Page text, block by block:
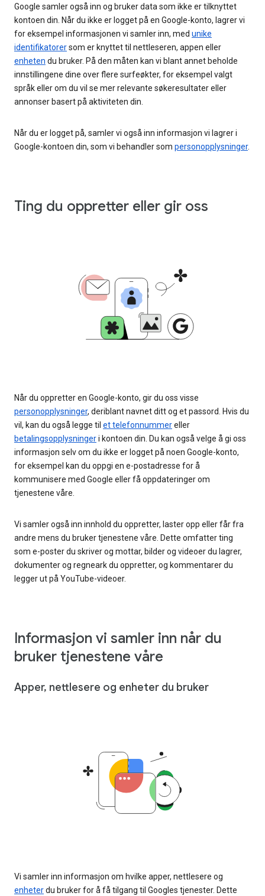
Google samler også inn og bruker data som ikke er tilknyttet
kontoen din. Når du ikke er logget på en Google-konto, lagrer vi
for eksempel informasjonen vi samler inn, med unike
identifikatorersom er knyttet til nettleseren, appen eller
enheten du bruker. På den måten kan vi blant annet beholde
innstillingene dine over flere surfeøkter, for eksempel valgt
språk eller om du vil se mer relevante søkeresultater eller
annonser basert på aktiviteten din.
Når du er logget på, samler vi også inn informasjon vi lagrer i
Google-kontoen din, som vi behandler som personopplysninger.
Ting du oppretter eller gir oss
Når du oppretter en Google-konto, gir du oss visse
personopplysninger, deriblant navnet ditt og et passord. Hvis du
vil, kan du også legge til et telefonnummereller
betalingsopplysningeri kontoen din. Du kan også velge å gi oss
informasjon selv om du ikke er logget på noen Google-konto,
for eksempel kan du oppgi en e-postadresse for å
kommunisere med Google eller få oppdateringer om
tjenestene våre.
Vi samler også inn innhold du oppretter, laster opp eller får fra
andre mens du bruker tjenestene våre. Dette omfatter ting
som e-poster du skriver og mottar, bilder og videoer du lagrer,
dokumenter og regneark du oppretter, og kommentarer du
legger ut på YouTube-videoer.
Informasjon vi samler inn når du
bruker tjenestene våre
Apper, nettlesere og enheter du bruker
Vi samler inn informasjon om hvilke apper, nettlesere og
enheterdu bruker for å få tilgang til Googles tjenester. Dette